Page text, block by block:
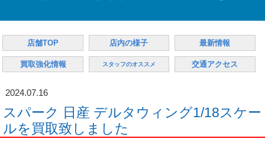
店舗TOP 店内の様子 最新情報
買取強化情報 スタッフのオススメ 交通アクセス
2024.07.16
スパーク 日産 デルタウィング1/18スケー
ルを買取致しました